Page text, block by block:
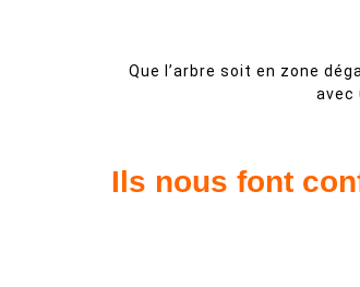
Que l’arbre soit en zone
avec
Ils nous font